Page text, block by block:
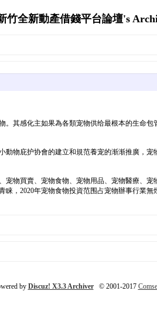
竹全新動產借錢平台論壇's
其感化主如果為各類宠物供给最根本的生命
物庇护协會的建立和規范養宠的渐渐推廣，
物買賣、宠物食物、宠物用品、宠物醫療、
，2020年宠物食物投資范围占宠物辦事行業無
by Discuz! X3.3 Archiver© 2001-2017